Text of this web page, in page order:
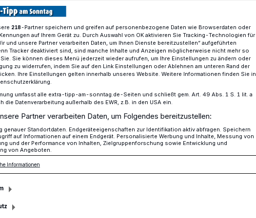
Arbeitssieg
Füchse
Arbeitssieg
mit Peter Draisaitl als Cheftrainer
Lausitzer Füchsen knapp mit 1:2
Dennis Miller waren dabei die
218-Partner speichern und greifen auf personenbezogene Daten wie Browserdaten oder
auf Ihrem Gerät zu. Durch Auswahl von OK aktivieren Sie Tracking-Technologien für
und unsere Partner verarbeiten Daten, um Ihnen Dienste bereitzustellen“ aufgeführten
Tracker deaktiviert sind, sind manche Inhalte und Anzeigen möglicherweise nicht mehr so
Sie können dieses Menü jederzeit wieder aufrufen, um Ihre Einstellungen zu ändern oder
zu widerrufen, indem Sie auf den Link Einstellungen oder Ablehnen am unteren Rand der
Ihre Einstellungen gelten innerhalb unseres Website. Weitere Informationen finden Sie in
umfasst alle extra-tipp-am-sonntag.de-Seiten und schließt gem. Art. 49 Abs. 1 S. 1 lit. a
die Datenverarbeitung außerhalb des EWR, z.B. in den USA ein.
Partner verarbeiten Daten, um Folgendes bereitzustellen:
genauer Standortdaten. Endgeräteeigenschaften zur Identifikation aktiv abfragen. Speichern
auf Informationen auf einem Endgerät. Personalisierte Werbung und Inhalte, Messung von
und der Performance von Inhalten, Zielgruppenforschung sowie Entwicklung und
von Angeboten.
Informationen